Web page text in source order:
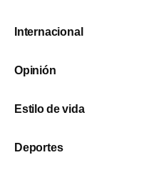
Internacional
Opinión
Estilo de vida
Deportes